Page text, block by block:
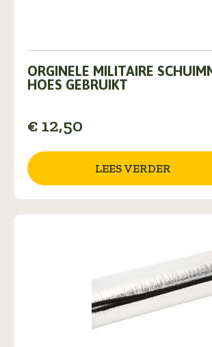
ORGINELE MILITAIRE
HOES GEBRUIKT
€ 12,50
LEES VERDER